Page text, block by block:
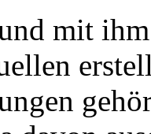
mit